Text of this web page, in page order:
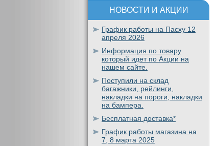
НОВОСТИ И АКЦИИ
График работы на Пасху 12
апреля 2026
Информация по товару
который идет по Акции на
нашем сайте.
Поступили на склад
багажники, рейлинги,
накладки на пороги, накладки
на бампера.
Бесплатная доставка*
График работы магазина на
7, 8 марта 2025